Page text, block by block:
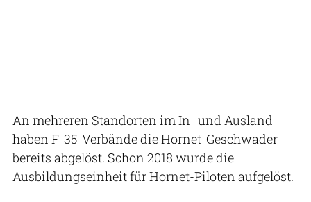
An mehreren Standorten im In- und Ausland
haben F-35-Verbände die Hornet-Geschwader
bereits abgelöst. Schon 2018 wurde die
Ausbildungseinheit für Hornet-Piloten aufgelöst.